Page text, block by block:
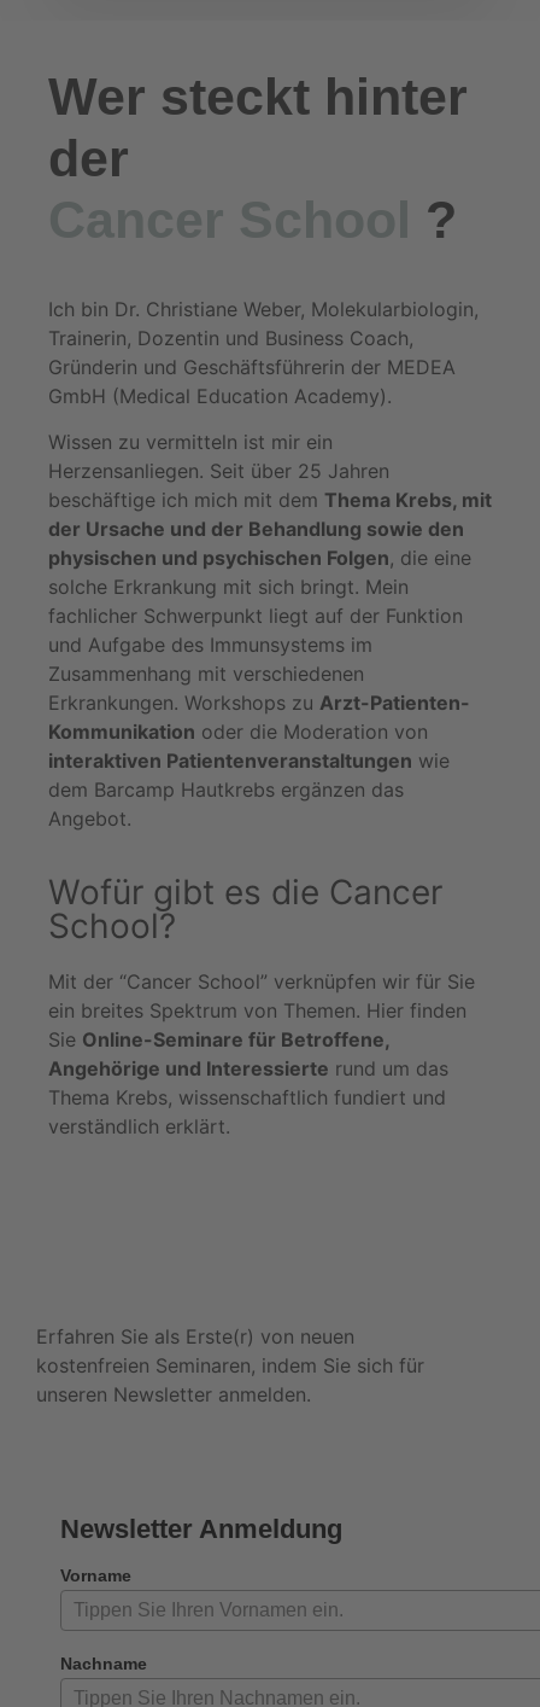
Wer steckt hinter
der
Cancer School ?
Ich bin Dr. Christiane Weber, Molekularbiologin,
Trainerin, Dozentin und Business Coach,
Gründerin und Geschäftsführerin der MEDEA
GmbH (Medical Education Academy).
Wissen zu vermitteln ist mir ein
Herzensanliegen. Seit über 25 Jahren
beschäftige ich mich mit dem Thema Krebs, mit
der Ursache und der Behandlung sowie den
physischen und psychischen Folgen, die eine
solche Erkrankung mit sich bringt. Mein
fachlicher Schwerpunkt liegt auf der Funktion
und Aufgabe des Immunsystems im
Zusammenhang mit verschiedenen
Erkrankungen. Workshops zu Arzt-Patienten-
Kommunikation oder die Moderation von
interaktiven Patientenveranstaltungen wie
dem Barcamp Hautkrebs ergänzen das
Angebot.
Wofür gibt es die Cancer
School?
Mit der “Cancer School” verknüpfen wir für Sie
ein breites Spektrum von Themen. Hier finden
Sie Online-Seminare für Betroffene,
Angehörige und Interessierte rund um das
Thema Krebs, wissenschaftlich fundiert und
verständlich erklärt.
Erfahren Sie als Erste(r) von neuen
kostenfreien Seminaren, indem Sie sich für
unseren Newsletter anmelden.
Newsletter Anmeldung
Vorname
Nachname